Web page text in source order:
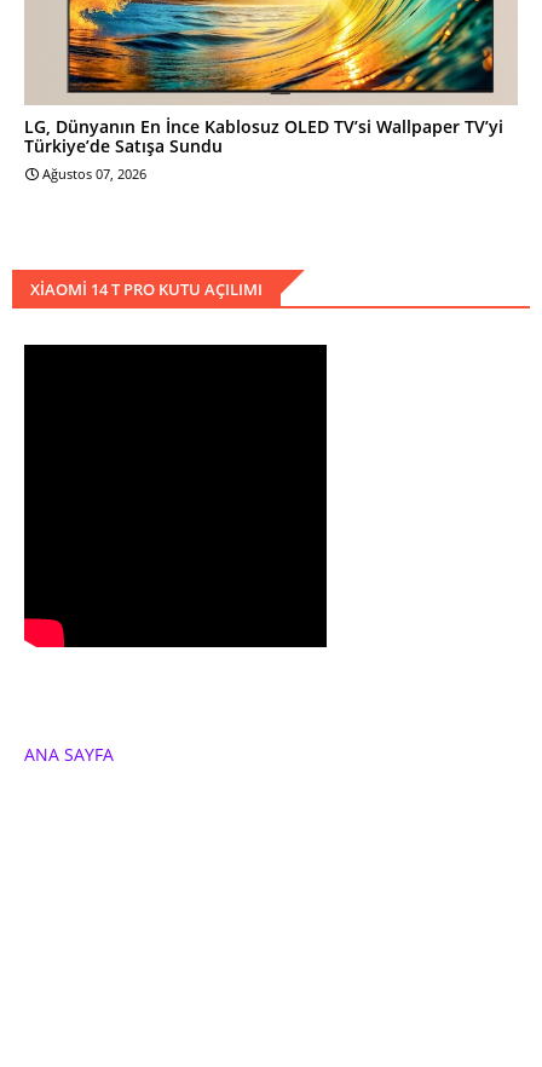
LG, Dünyanın En İnce Kablosuz OLED TV’si Wallpaper TV’yi
Türkiye’de Satışa Sundu
Ağustos 07, 2026
XIAOMI 14 T PRO KUTU AÇILIMI
ANA SAYFA